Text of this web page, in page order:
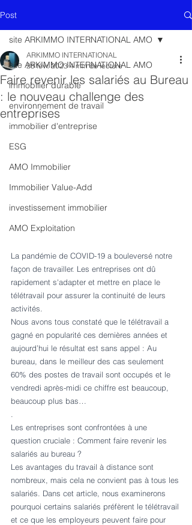
Post
site ARKIMMO INTERNATIONAL AMO
immobilier durable
environnement de travail
immobilier d'entreprise
ESG
AMO Immobilier
Immobilier Value-Add
investissement immobilier
AMO Exploitation
site ARKIMMO INTERNATIONAL AMO
Faire revenir les salariés au Bureau
: le nouveau challenge des
entreprises
ARKIMMO INTERNATIONAL
28 févr. 2023 4 min de lecture
La pandémie de COVID-19 a bouleversé notre
façon de travailler. Les entreprises ont dû
rapidement s'adapter et mettre en place le
télétravail pour assurer la continuité de leurs
activités.
Nous avons tous constaté que le télétravail a
gagné en popularité ces dernières années et
aujourd’hui le résultat est sans appel : Au
bureau, dans le meilleur des cas seulement
60% des postes de travail sont occupés et le
vendredi après-midi ce chiffre est beaucoup,
beaucoup plus bas…
Les entreprises sont confrontées à une
question cruciale : Comment faire revenir les
salariés au bureau ?
Les avantages du travail à distance sont
nombreux, mais cela ne convient pas à tous les
salariés. Dans cet article, nous examinerons
pourquoi certains salariés préfèrent le télétravail
et ce que les employeurs peuvent faire pour